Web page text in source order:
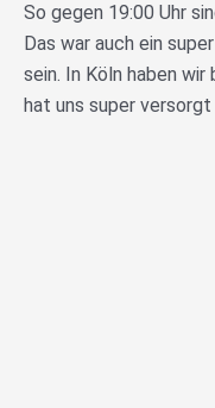
So gegen 19:00 Uhr
Das war auch ein
sein. In Köln haben
hat uns super